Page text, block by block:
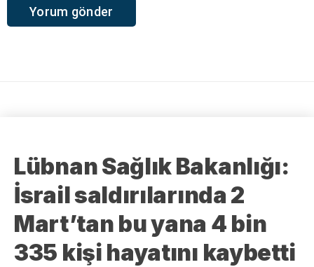
Lübnan Sağlık Bakanlığı:
İsrail saldırılarında 2
Mart’tan bu yana 4 bin
335 kişi hayatını kaybetti